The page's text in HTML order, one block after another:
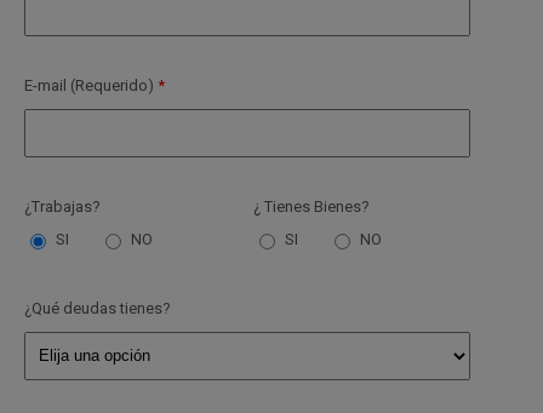
E-mail (Requerido)
¿Trabajas?
SI
NO
¿ Tienes Bienes?
SI
NO
¿Qué deudas tienes?